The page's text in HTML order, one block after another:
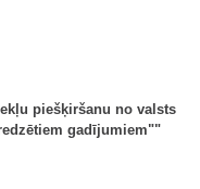
piešķiršanu no valsts
gadījumiem""